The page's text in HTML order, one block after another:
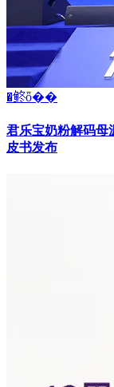
�鿴ȫ��
君乐宝奶粉解码母
皮书发布